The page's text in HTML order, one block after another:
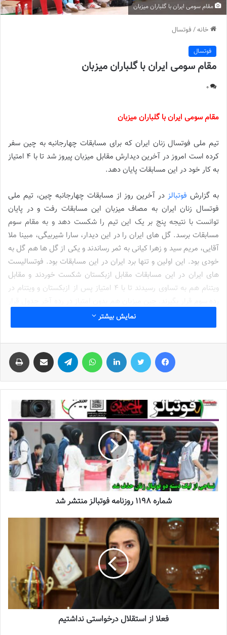
مقام سومی ایران با گلباران میزبان
خانه/ فوتسال
فوتسال
مقام سومی ایران با گلباران میزبان
0
مقام سومی ایران با گلباران میزبان
تیم ملی فوتسال زنان ایران که برای مسابقات چهارجانبه به چین سفر
کرده است امروز در آخرین دیدارش مقابل میزبان پیروز شد تا با ۴ امتیاز
به کار خود در این مسابقات پایان دهد.
به گزارش فوتبالزدر آخرین روز از مسابقات چهارجانبه چین، تیم ملی
فوتسال زنان ایران به مصاف میزبان این مسابقات رفت و در پایان
توانست با نتیجه پنج بر یک این تیم را شکست دهد و به مقام سوم
مسابقات برسد. گل های ایران را در این دیدار، سارا شیربیگی، مبینا ملا
آقایی، مریم سید و زهرا کیانی به ثمر رساندند و یکی از گل ها هم گل به
خودی بود. این اولین و تنها برد ایران در این مسابقات بود. فوتسالیست
های ایران در این مسابقات مقابل ازبکستان شکست خوردند و مقابل
ویتنام هم به تساوی رسیدند تا با ۴ امتیاز پس از ازبکستان و ویتنام در
این مسابقات به منظور آماده سازی بیشتر تیمملی فوتسال زنانبرای
مسابقات پیش روی بود. فوتسال زنان ایران در ادامه مسابقات داخل
سالن آسیا و جام ملت های آسیا را در پیش دارد و اگر بتواند به جام
جهانی صعود کند این مسابقات هم وارد تقویم تیم ملی فوتسال زنان می
شود.
تیم ملی فوتسال زنان فردا به ایران باز می گردد تا بازیکنان این تیم خود
را برای شروع رقابت هایلیگ برترفوتسال آماده کنند.
نوشته های مشابه
جنجال جدید در سوپرلیگ فوتسال
2022-12-11
لیست تیم ملی فوتسال زنان اعلام شد
2025-04-28
سرنوشت عجیب ستاره ایرانی در تورکال
2023-05-12
برگزاری اردوی انتخابی تیم ملی فوتسال
نمایش بیشتر
شماره 1198 روزنامه فوتبالز منتشر شد
فعلا از استقلال درخواستی نداشتیم